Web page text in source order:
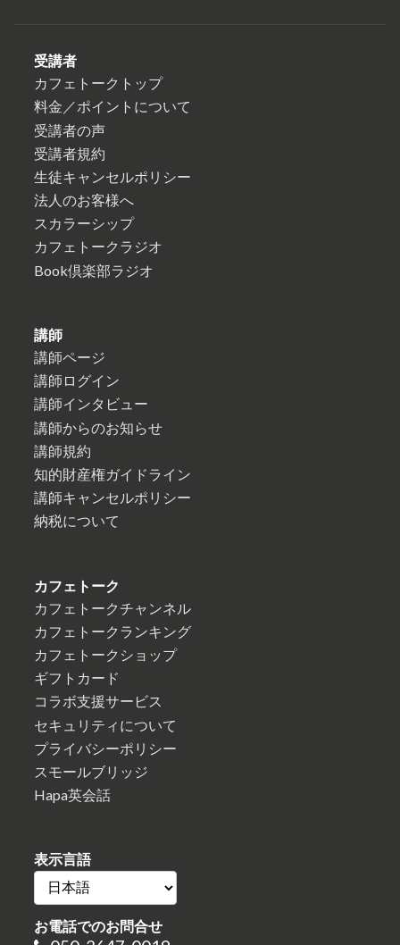
受講者
カフェトークトップ
料金／ポイントについて
受講者の声
受講者規約
生徒キャンセルポリシー
法人のお客様へ
スカラーシップ
カフェトークラジオ
Book倶楽部ラジオ
講師
講師ページ
講師ログイン
講師インタビュー
講師からのお知らせ
講師規約
知的財産権ガイドライン
講師キャンセルポリシー
納税について
カフェトーク
カフェトークチャンネル
カフェトークランキング
カフェトークショップ
ギフトカード
コラボ支援サービス
セキュリティについて
プライバシーポリシー
スモールブリッジ
Hapa英会話
表示言語
お電話でのお問合せ